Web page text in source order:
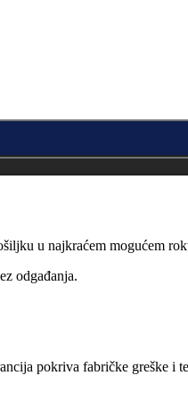
u najkraćem mogućem
odgađanja.
pokriva fabričke greške i